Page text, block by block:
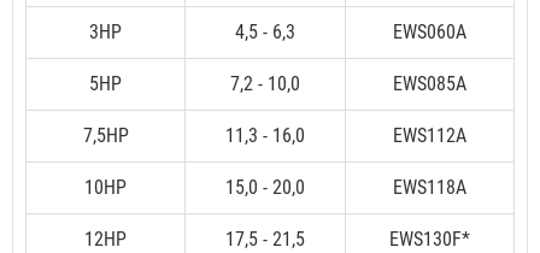
3HP 4,5 - 6,3 EWS060A
5HP 7,2 - 10,0 EWS085A
7,5HP 11,3 - 16,0 EWS112A
10HP 15,0 - 20,0 EWS118A
12HP 17,5 - 21,5 EWS130F*